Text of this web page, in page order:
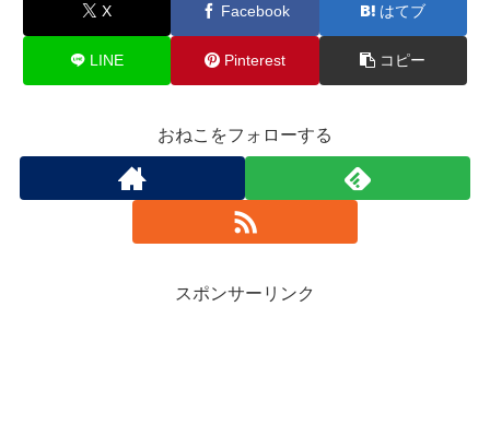
X Facebook はてブ
LINE Pinterest コピー
おねこをフォローする
スポンサーリンク